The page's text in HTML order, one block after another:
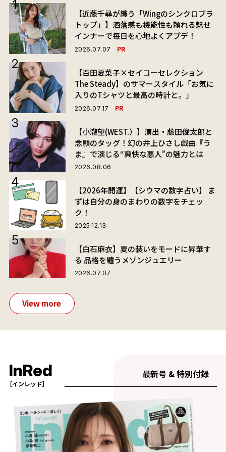
【近藤千尋が纏う「Wingのシンクロブラ
トップ」】洒落感も機能性も頼れる魅せ
インナーで毎日を心地よくアプデ！
2026.07.07 PR
【百田夏菜子×セイコーセレクション
The Steady】のサマースタイル「お気に
入りのTシャツと最高の時計と。」
2026.07.17 PR
【小瀧望(WEST.）】演出・藤田俊太郎と
念願のタッグ！幻の井上ひさし戯曲『う
ま』で演じる“爽快な悪人”の魅力とは
2026.08.06
【2026年開運】【シウマの数字占い】 ま
ずは自分の身のまわりの数字をチェッ
ク！
2025.12.13
【白石麻衣】夏の装いをモードに昇華す
る 品格を纏うメゾンジュエリー
2026.07.07
View more
InRed
［インレッド］
最新号 & 特別付録